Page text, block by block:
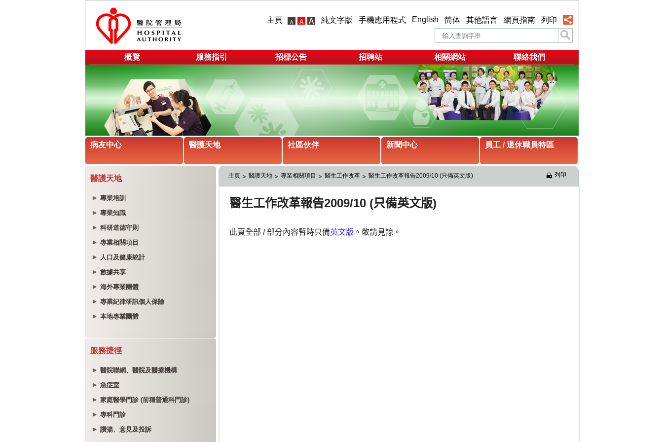
主頁 純文字版 手機應用程式 English 简体 其他語言 網頁指南 列印
概覽 服務指引 招標公告 招聘站 相關網站 聯絡我們
病友中心 醫護天地 社區伙伴 新聞中心 員工 / 退休職員特區
醫護天地
專業培訓
專業知識
科研道德守則
專業相關項目
人口及健康統計
數據共享
海外專業團體
專業紀律研訊個人保險
本地專業團體
服務捷徑
醫院聯網、醫院及醫療機構
急症室
家庭醫學門診 (前稱普通科門診)
專科門診
讚揚、意見及投訴
主頁 醫護天地 專業相關項目 醫生工作改革 醫生工作改革報告2009/10 (只備英文版) 列印